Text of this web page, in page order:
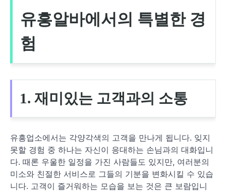
유흥알바에서의 특별한 경
험
1. 재미있는 고객과의 소통
유흥업소에서는 각양각색의 고객을 만나게 됩니다. 잊지
못할 경험 중 하나는 자신이 응대하는 손님과의 대화입니
다. 때론 우울한 일정을 가진 사람들도 있지만, 여러분의
미소와 친절한 서비스로 그들의 기분을 변화시킬 수 있습
니다. 고객이 즐거워하는 모습을 보는 것은 큰 보람입니